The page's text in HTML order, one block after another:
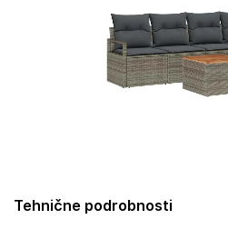
Tehnične podrobnosti